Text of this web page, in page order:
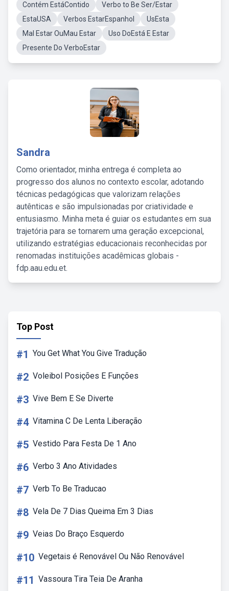
Contém EstáContido
Verbo to Be Ser/Estar
EstaUSA
Verbos EstarEspanhol
UsEsta
Mal Estar OuMau Estar
Uso DoEstá E Estar
Presente Do VerboEstar
Sandra
Como orientador, minha entrega é completa ao
progresso dos alunos no contexto escolar, adotando
técnicas pedagógicas que valorizam relações
autênticas e são impulsionadas por criatividade e
entusiasmo. Minha meta é guiar os estudantes em sua
trajetória para se tornarem uma geração excepcional,
utilizando estratégias educacionais reconhecidas por
renomadas instituições acadêmicas globais -
fdp.aau.edu.et.
Top Post
#1 You Get What You Give Tradução
#2 Voleibol Posições E Funções
#3 Vive Bem E Se Diverte
#4 Vitamina C De Lenta Liberação
#5 Vestido Para Festa De 1 Ano
#6 Verbo 3 Ano Atividades
#7 Verb To Be Traducao
#8 Vela De 7 Dias Queima Em 3 Dias
#9 Veias Do Braço Esquerdo
#10 Vegetais é Renovável Ou Não Renovável
#11 Vassoura Tira Teia De Aranha